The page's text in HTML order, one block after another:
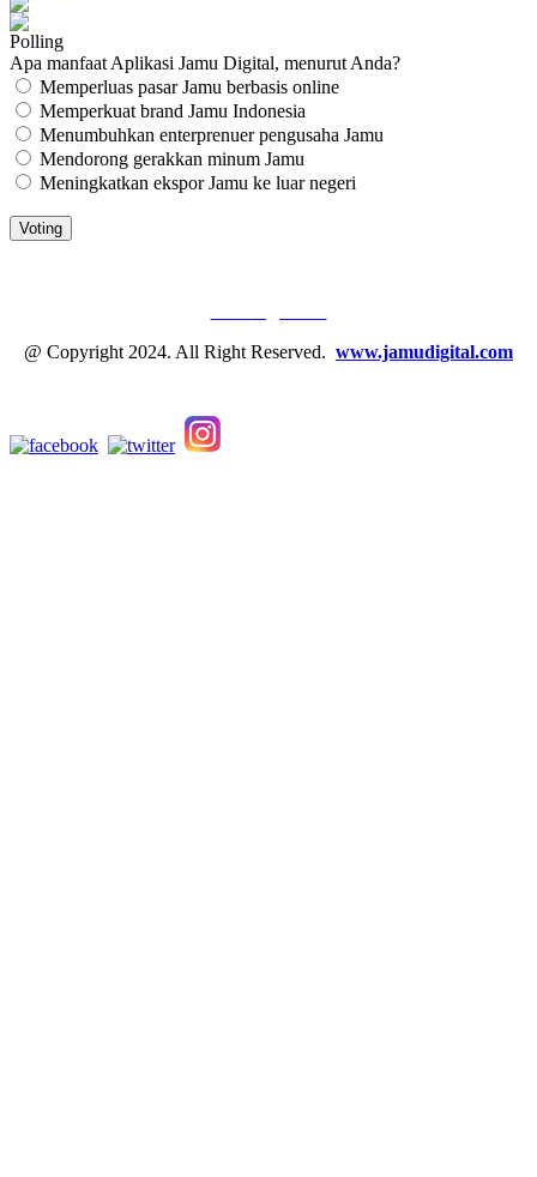
Polling
Apa manfaat Aplikasi Jamu Digital, menurut Anda?
Memperluas pasar Jamu berbasis online
Memperkuat brand Jamu Indonesia
Menumbuhkan enterprenuer pengusaha Jamu
Mendorong gerakkan minum Jamu
Meningkatkan ekspor Jamu ke luar negeri
@ Copyright 2024. All Right Reserved. www.jamudigital.com